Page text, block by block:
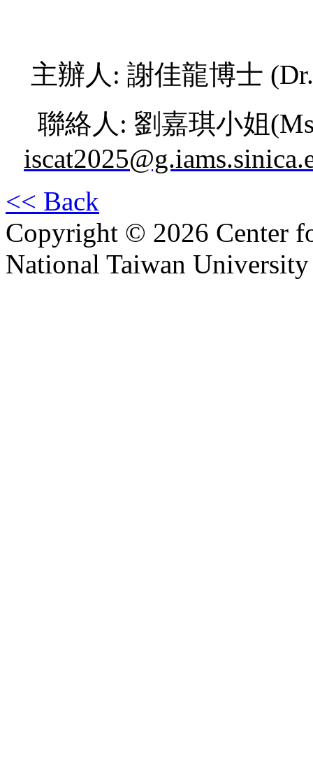
主辦人: 謝佳龍博士
聯絡人: 劉嘉琪小姐
<< Back
Copyright © 2026 Center
National Taiwan University